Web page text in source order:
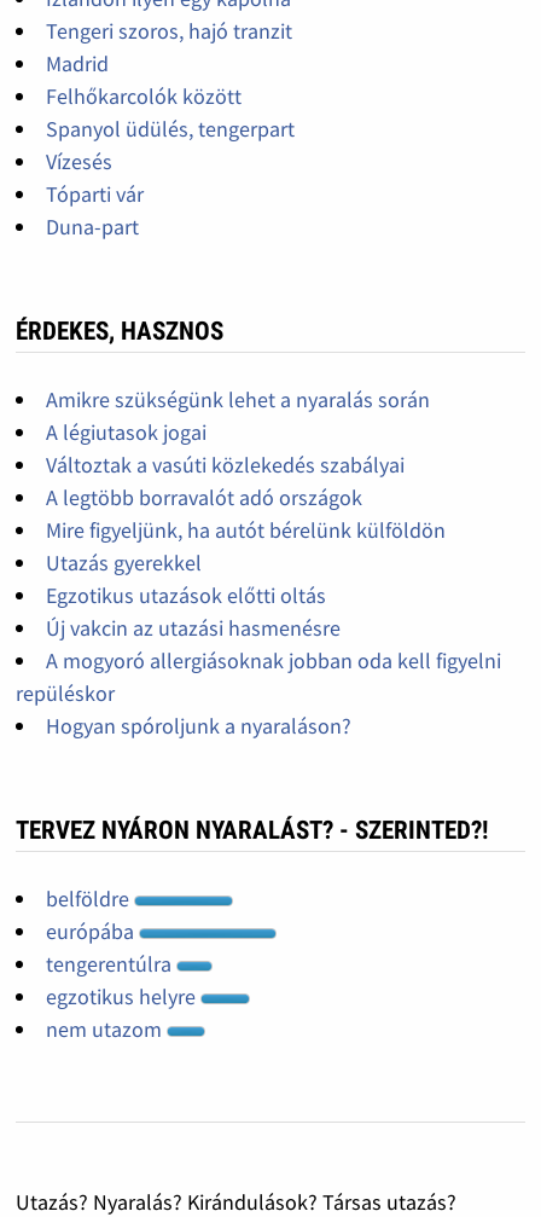
Tengeri szoros, hajó tranzit
Madrid
Felhőkarcolók között
Spanyol üdülés, tengerpart
Vízesés
Tóparti vár
Duna-part
ÉRDEKES, HASZNOS
Amikre szükségünk lehet a nyaralás során
A légiutasok jogai
Változtak a vasúti közlekedés szabályai
A legtöbb borravalót adó országok
Mire figyeljünk, ha autót bérelünk külföldön
Utazás gyerekkel
Egzotikus utazások előtti oltás
Új vakcin az utazási hasmenésre
A mogyoró allergiásoknak jobban oda kell figyelni
repüléskor
Hogyan spóroljunk a nyaraláson?
TERVEZ NYÁRON NYARALÁST? - SZERINTED?!
belföldre
európába
tengerentúlra
egzotikus helyre
nem utazom
Utazás? Nyaralás? Kirándulások? Társas utazás?